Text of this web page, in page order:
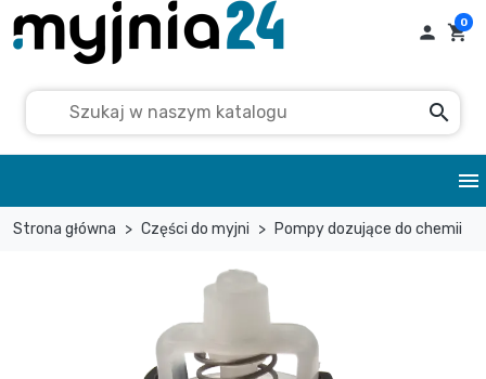
search
 shopping_cart
0
menu
Strona główna Części do myjni Pompy dozujące do chemii